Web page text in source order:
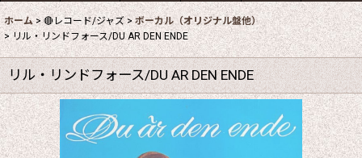
ホーム > 🔴レコード/ジャズ > ボーカル（オリジナル盤他）
> リル・リンドフォース/DU AR DEN ENDE
リル・リンドフォース/DU AR DEN ENDE